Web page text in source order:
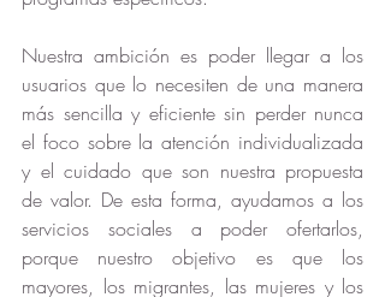
Nuestra ambición es poder llegar a los
usuarios que lo necesiten de una manera
más sencilla y eficiente sin perder nunca
el foco sobre la atención individualizada
y el cuidado que son nuestra propuesta
de valor. De esta forma, ayudamos a los
servicios sociales a poder ofertarlos,
porque nuestro objetivo es que los
mayores, los migrantes, las mujeres y los